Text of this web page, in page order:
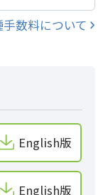
数料について
English版
English版